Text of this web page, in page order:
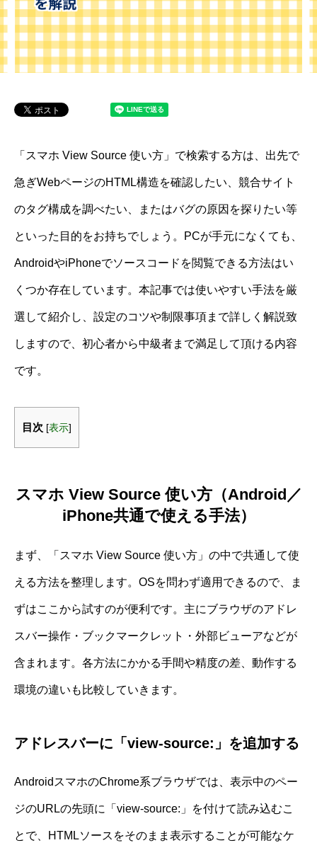
「スマホ View Source 使い方」で検索する方は、出先で
急ぎWebページのHTML構造を確認したい、競合サイト
のタグ構成を調べたい、またはバグの原因を探りたい等
といった目的をお持ちでしょう。PCが手元になくても、
AndroidやiPhoneでソースコードを閲覧できる方法はい
くつか存在しています。本記事では使いやすい手法を厳
選して紹介し、設定のコツや制限事項まで詳しく解説致
しますので、初心者から中級者まで満足して頂ける内容
です。
目次 [表示]
スマホ View Source 使い方（Android／
iPhone共通で使える手法）
まず、「スマホ View Source 使い方」の中で共通して使
える方法を整理します。OSを問わず適用できるので、ま
ずはここから試すのが便利です。主にブラウザのアドレ
スバー操作・ブックマークレット・外部ビューアなどが
含まれます。各方法にかかる手間や精度の差、動作する
環境の違いも比較していきます。
アドレスバーに「view-source:」を追加する
AndroidスマホのChrome系ブラウザでは、表示中のペー
ジのURLの先頭に「view-source:」を付けて読み込むこ
とで、HTMLソースをそのまま表示することが可能なケ